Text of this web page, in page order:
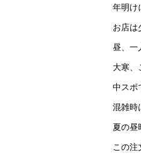
年明け
お店は
昼、一
大寒、
中スポ
混雑時
夏の昼
この注